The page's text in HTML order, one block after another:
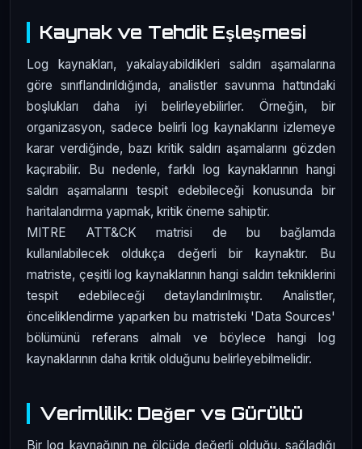
Kaynak ve Tehdit Eşleşmesi
Log kaynakları, yakalayabildikleri saldırı aşamalarına
göre sınıflandırıldığında, analistler savunma hattındaki
boşlukları daha iyi belirleyebilirler. Örneğin, bir
organizasyon, sadece belirli log kaynaklarını izlemeye
karar verdiğinde, bazı kritik saldırı aşamalarını gözden
kaçırabilir. Bu nedenle, farklı log kaynaklarının hangi
saldırı aşamalarını tespit edebileceği konusunda bir
haritalandırma yapmak, kritik öneme sahiptir.
MITRE ATT&CK matrisi de bu bağlamda
kullanılabilecek oldukça değerli bir kaynaktır. Bu
matriste, çeşitli log kaynaklarının hangi saldırı tekniklerini
tespit edebileceği detaylandırılmıştır. Analistler,
önceliklendirme yaparken bu matristeki 'Data Sources'
bölümünü referans almalı ve böylece hangi log
kaynaklarının daha kritik olduğunu belirleyebilmelidir.
Verimlilik: Değer vs Gürültü
Bir log kaynağının ne ölçüde değerli olduğu, sağladığı